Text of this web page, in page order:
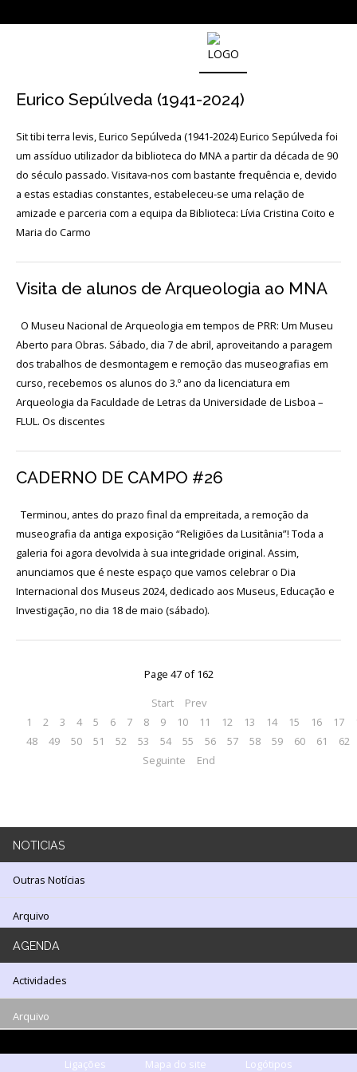
Notícias
Arquivo
AGENDA
Actividades
Arquivo
Login
Início
EXTERNA
130
ANOS
DO
MNA
LOJA
Eurico Sepúlveda (1941-2024)
Sit tibi terra levis, Eurico Sepúlveda (1941-2024) Eurico Sepúlveda foi
um assíduo utilizador da biblioteca do MNA a partir da década de 90
do século passado. Visitava-nos com bastante frequência e, devido
a estas estadias constantes, estabeleceu-se uma relação de
amizade e parceria com a equipa da Biblioteca: Lívia Cristina Coito e
Maria do Carmo
Visita de alunos de Arqueologia ao MNA
O Museu Nacional de Arqueologia em tempos de PRR: Um Museu
Aberto para Obras. Sábado, dia 7 de abril, aproveitando a paragem
dos trabalhos de desmontagem e remoção das museografias em
curso, recebemos os alunos do 3.º ano da licenciatura em
Arqueologia da Faculdade de Letras da Universidade de Lisboa –
FLUL. Os discentes
CADERNO DE CAMPO #26
Terminou, antes do prazo final da empreitada, a remoção da
museografia da antiga exposição “Religiões da Lusitânia”! Toda a
galeria foi agora devolvida à sua integridade original. Assim,
anunciamos que é neste espaço que vamos celebrar o Dia
Internacional dos Museus 2024, dedicado aos Museus, Educação e
Investigação, no dia 18 de maio (sábado).
Page 47 of 162
Start
Prev
1
2 3 4 5 6 7 8 9 10 11 12 13 14 15 16 17
48
49 50 51 52 53 54 55 56 57 58 59 60 61
62
Seguinte
End
NOTICIAS
Outras Notícias
Arquivo
AGENDA
Actividades
Arquivo
Ligações Mapa do site Logótipos